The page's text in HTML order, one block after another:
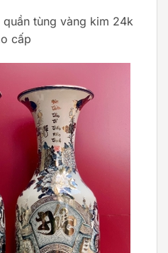
tùng vàng kim 24k
cấp